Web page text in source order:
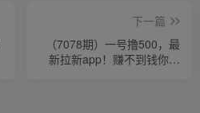
下一篇
（7078期）一号撸500，最
新拉新app！赚不到钱你来